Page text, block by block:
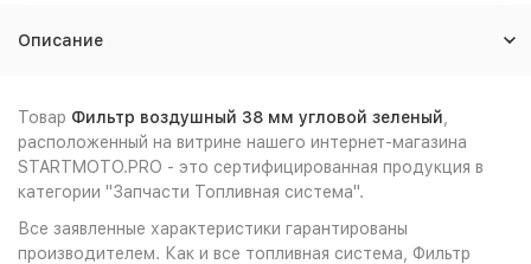
Описание
Товар Фильтр воздушный 38 мм угловой зеленый
расположенный на витрине нашего интернет-магазина
STARTMOTO.PRO - это сертифицированная продукция в
категории "Запчасти Топливная система".
Все заявленные характеристики гарантированы
производителем. Как и все топливная система, Фильтр